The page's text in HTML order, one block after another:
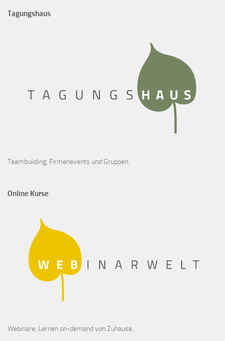
Tagungshaus
Teambuilding, Firmenevents und Gruppen.
Online Kurse
Webinare, Lernen on-demand von Zuhause.